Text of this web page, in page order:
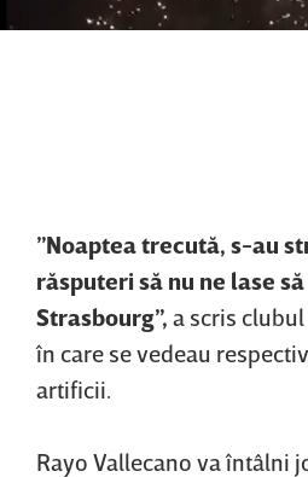
”Noaptea trecută, s-au
răsputeri să nu ne lase
Strasbourg”, a scris
în care se vedeau
artificii.
Rayo Vallecano va întâlni